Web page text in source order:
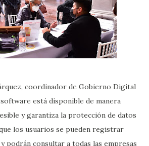
coordinador de Gobierno Digital
está disponible de manera
y garantiza la protección de datos
los usuarios se pueden registrar
podrán consultar a todas las empresas